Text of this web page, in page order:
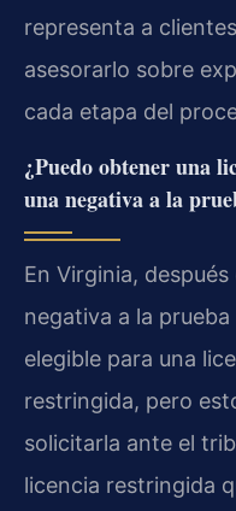
representa a
asesorarlo sobre
cada etapa del
¿Puedo obtener una
una negativa a la
En Virginia,
negativa a la
elegible para una
restringida, pero
solicitarla ante el
licencia restringida